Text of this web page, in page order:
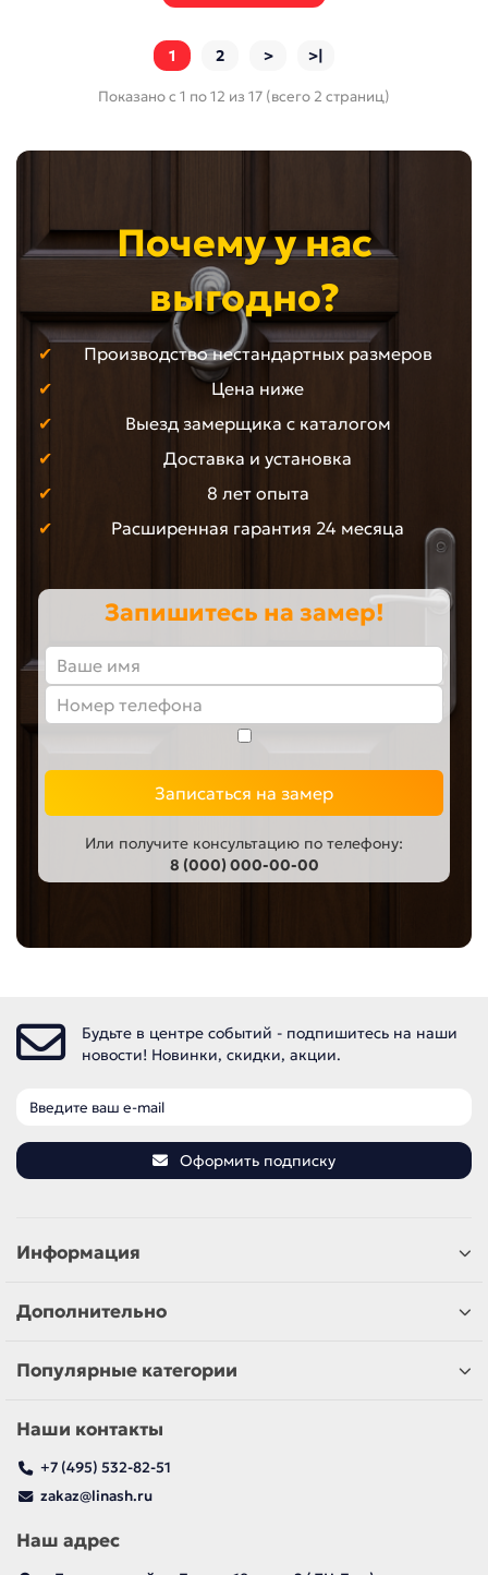
1 2 > >|
Показано с 1 по 12 из 17 (всего 2 страниц)
Почему у нас
выгодно?
Производство нестандартных размеров
Цена ниже
Выезд замерщика с каталогом
Доставка и установка
8 лет опыта
Расширенная гарантия 24 месяца
Запишитесь на замер!
Записаться на замер
Или получите консультацию по телефону:
8 (000) 000-00-00
Будьте в центре событий - подпишитесь на наши
новости! Новинки, скидки, акции.
Оформить подписку
Информация
Дополнительно
Популярные категории
Наши контакты
+7 (495) 532-82-51
zakaz@linash.ru
Наш адрес